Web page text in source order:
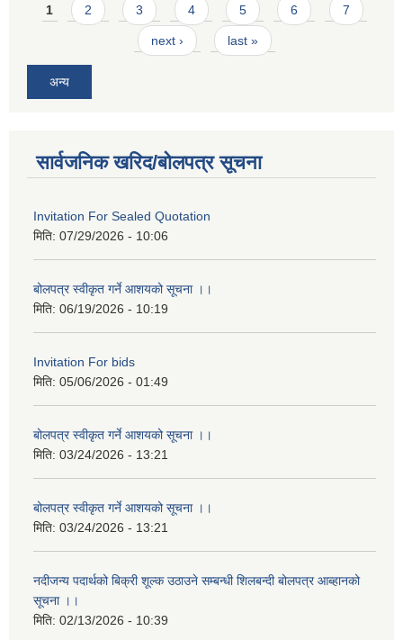
Pages
1 2 3 4 5 6 7
next › last »
अन्य
सार्वजनिक खरिद/बोलपत्र सूचना
Invitation For Sealed Quotation
मिति: 07/29/2026 - 10:06
बोलपत्र स्वीकृत गर्ने आशयको सूचना ।।
मिति: 06/19/2026 - 10:19
Invitation For bids
मिति: 05/06/2026 - 01:49
बोलपत्र स्वीकृत गर्ने आशयको सूचना ।।
मिति: 03/24/2026 - 13:21
बोलपत्र स्वीकृत गर्ने आशयको सूचना ।।
मिति: 03/24/2026 - 13:21
नदीजन्य पदार्थको बिक्री शूल्क उठाउने सम्बन्धी शिलबन्दी बोलपत्र आब्हानको
सूचना ।।
मिति: 02/13/2026 - 10:39